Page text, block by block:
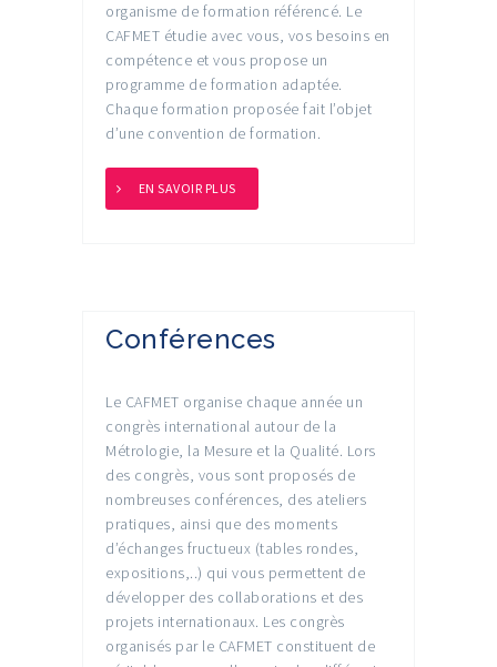
organisme de formation référencé. Le
CAFMET étudie avec vous, vos besoins en
compétence et vous propose un
programme de formation adaptée.
Chaque formation proposée fait l’objet
d’une convention de formation.
EN SAVOIR PLUS
Conférences
Le CAFMET organise chaque année un
congrès international autour de la
Métrologie, la Mesure et la Qualité. Lors
des congrès, vous sont proposés de
nombreuses conférences, des ateliers
pratiques, ainsi que des moments
d’échanges fructueux (tables rondes,
expositions,..) qui vous permettent de
développer des collaborations et des
projets internationaux. Les congrès
organisés par le CAFMET constituent de